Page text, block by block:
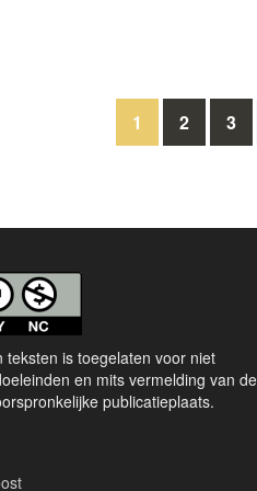
1 2 3
teksten is toegelaten voor niet
en mits vermelding van de
publicatieplaats.